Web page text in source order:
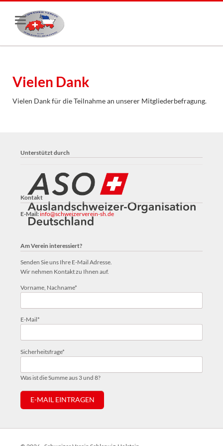
Vielen Dank
Vielen Dank für die Teilnahme an unserer Mitgliederbefragung.
Unterstützt durch
Kontakt
E-Mail:info@schweizerverein-sh.de
Am Verein interessiert?
Senden Sie uns Ihre E-Mail Adresse.
Wir nehmen Kontakt zu Ihnen auf.
Pflichtfeld
Vorname, Nachname*
Pflichtfeld
E-Mail*
Pflichtfeld
Sicherheitsfrage*
Was ist die Summe aus 3 und 8?
E-MAIL EINTRAGEN